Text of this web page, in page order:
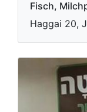
Fisch,
Haggai 20,